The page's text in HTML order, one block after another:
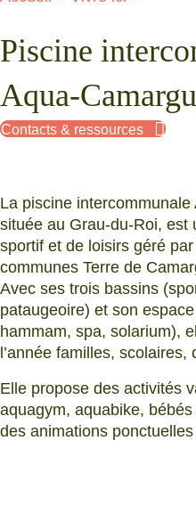
Piscine
Aqua-
Contacts & ressources
La piscine intercommunale
située au Grau-du-Roi, est
sportif et de loisirs géré
communes Terre de
Avec ses trois bassins
pataugeoire) et son
hammam, spa, solarium),
l’année familles, scolaires,
Elle propose des activités
aquagym, aquabike,
des animations